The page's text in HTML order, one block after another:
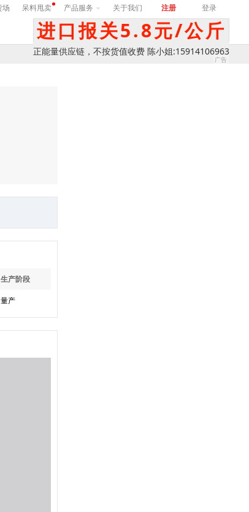
场 呆料甩卖 产品服务 关于我们 注册 登录
进口报关5.8元/公斤
正能量供应链，不按货值收费 陈小姐:15914106963
生产阶段
量产